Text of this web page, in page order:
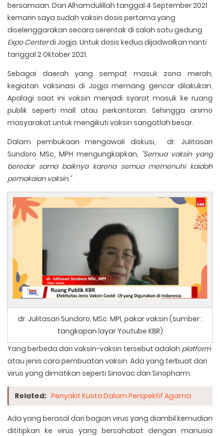
bersamaan. Dan Alhamdulillah tanggal 4 September 2021
kemarin saya sudah vaksin dosis pertama yang
diselenggarakan secara serentak di salah satu gedung
Expo Centerdi Jogja. Untuk dosis kedua dijadwalkan nanti
tanggal 2 Oktober 2021.
Sebagai daerah yang sempat masuk zona merah,
kegiatan vaksinasi di Jogja memang gencar dilakukan.
Apalagi saat ini vaksin menjadi syarat masuk ke ruang
publik seperti mall atau perkantoran. Sehingga animo
masyarakat untuk mengikuti vaksin sangatlah besar.
Dalam pembukaan mengawali diskusi, dr. Julitasari
Sundoro MSc, MPH mengungkapkan, "Semua vaksin yang
beredar sama baiknya karena semua memenuhi kaidah
pemakaian vaksin."
dr. Julitasari Sundoro, MSc. MPI, pakar vaksin (sumber :
tangkapan layar Youtube KBR)
Yang berbeda dari vaksin-vaksin tersebut adalah platform
atau jenis cara pembuatan vaksin. Ada yang terbuat dari
virus yang dimatikan seperti Sinovac dan Sinopharm.
Related: Penyakit Kusta Dalam Perspektif Agama
Ada yang berasal dari bagian virus yang diambil kemudian
dititipkan ke virus yang bersahabat dengan manusia